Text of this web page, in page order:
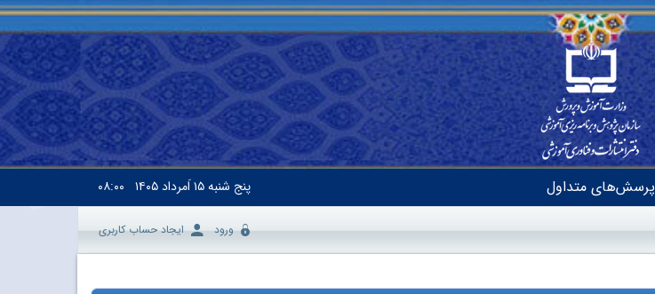
پرسش‌های متداول پنج شنبه۱۵ اَمرداد ۱۴۰۵ ۰۸:۰۰
ورود ایجاد حساب کاربری